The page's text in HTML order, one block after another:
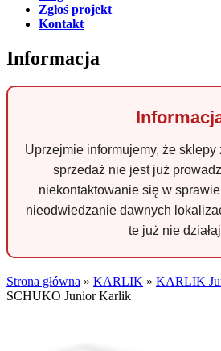
Zgłoś projekt
Kontakt
Informacja
Uprzejmie informujemy, że sklepy
sprzedaż nie jest już
niekontaktowanie się w
nieodwiedzanie dawnych
te już nie
Strona główna » KARLIK » KARLIK
SCHUKO Junior Karlik